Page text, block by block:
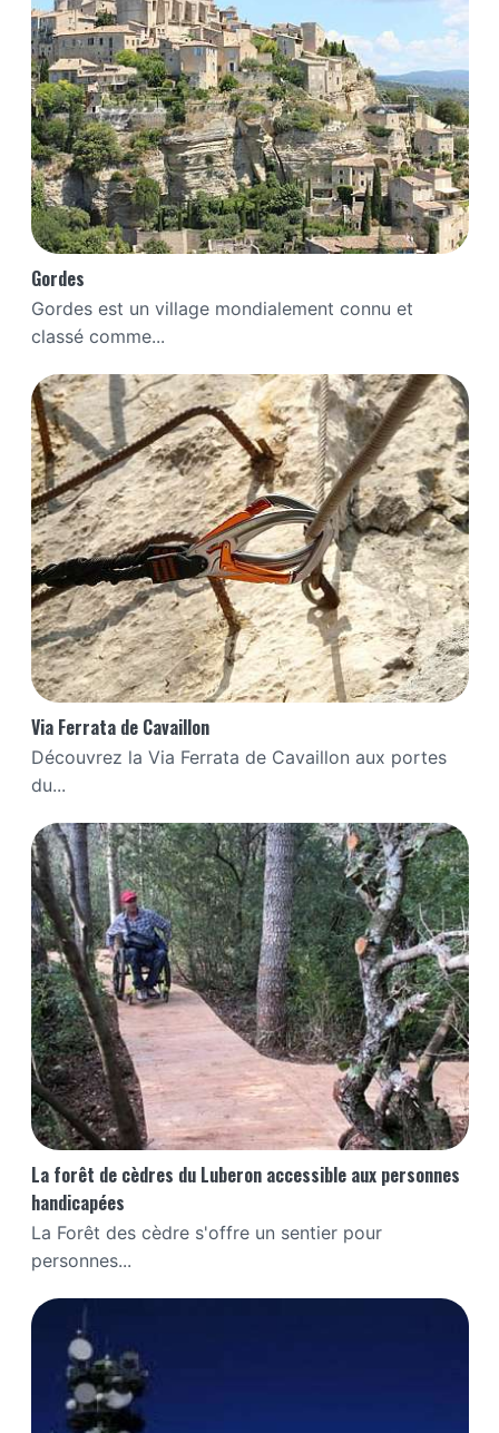
Gordes
Gordes est un village mondialement connu et
classé comme...
Via Ferrata de Cavaillon
Découvrez la Via Ferrata de Cavaillon aux portes
du...
La forêt de cèdres du Luberon accessible aux personnes
handicapées
La Forêt des cèdre s'offre un sentier pour
personnes...